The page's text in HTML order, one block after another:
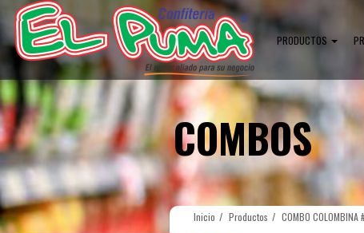
PRODUCTOS
COMBOS
Inicio Productos COMBO COLOMBINA